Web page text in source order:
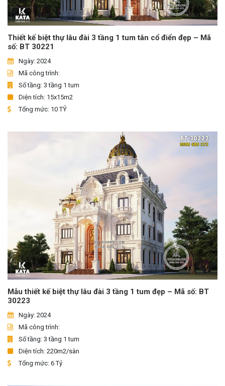
Thiết kế biệt thự lâu đài 3 tầng 1 tum tân cổ điển đẹp – Mã
số: BT 30221
Ngày: 2024
Mã công trình:
Số tầng: 3 tầng 1 tum
Diện tích: 15x15m2
Tổng mức: 10 TỶ
Mẫu thiết kế biệt thự lâu đài 3 tầng 1 tum đẹp – Mã số: BT
30223
Ngày: 2024
Mã công trình:
Số tầng: 3 tầng 1 tum
Diện tích: 220m2/sàn
Tổng mức: 6 Tỷ